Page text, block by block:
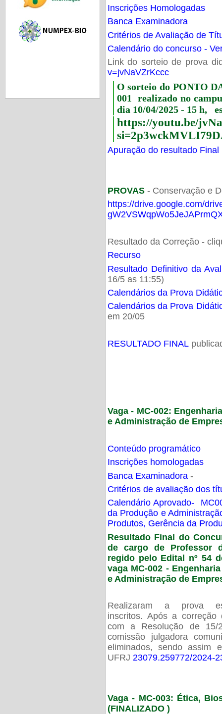
Inscrições Homologadas
Banca Examinadora
Critérios de Avaliação de
Calendário do concurso -
Link do sorteio de prova
v=jvNaVZrKccc
O sorteio do PONTO
001 realizado no
dia 10/04/2025 - 15 h,
https://youtu.be/
Apuração do resultado Final
PROVAS- Conservação e
https://drive.google.com/
Resultado da Correção -
Recurso
Resultado Definitivo da
16/5 as 11:55)
Calendários da Prova
Calendários da Prova
em 20/05
RESULTADO FINAL
Vaga - MC-002:
e Administração de
Conteúdo programático
Inscrições homologadas
Banca Examinadora -
Critérios de avaliação dos
Calendário Aprovado-
da Produção e
Produtos, Gerência da
Resultado Final do
de cargo de Professor
regido pelo Edital nº 54
vaga MC-002 -
e Administração de
Realizaram a prova
inscritos. Após a
com a Resolução de 15/
comissão julgadora
eliminados, sendo assim
UFRJ 23079.259772/2024-
Vaga - MC-003: Ética,
(FINALIZADO )